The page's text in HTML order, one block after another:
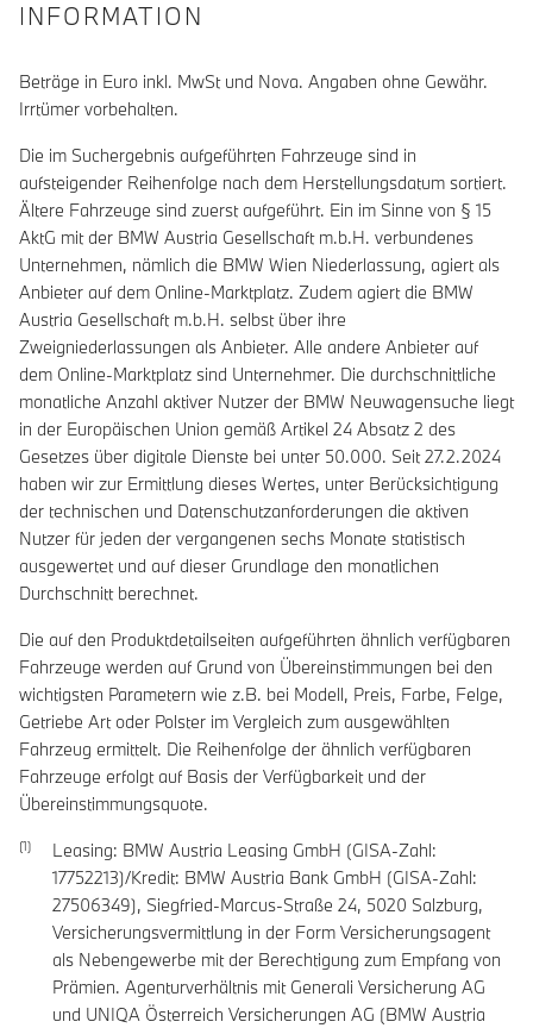
INFORMATION
Beträge in Euro inkl. MwSt und Nova. Angaben ohne Gewähr.
Irrtümer vorbehalten.
Die im Suchergebnis aufgeführten Fahrzeuge sind in
aufsteigender Reihenfolge nach dem Herstellungsdatum sortiert.
Ältere Fahrzeuge sind zuerst aufgeführt. Ein im Sinne von § 15
AktG mit der BMW Austria Gesellschaft m.b.H. verbundenes
Unternehmen, nämlich die BMW Wien Niederlassung, agiert als
Anbieter auf dem Online-Marktplatz. Zudem agiert die BMW
Austria Gesellschaft m.b.H. selbst über ihre
Zweigniederlassungen als Anbieter. Alle andere Anbieter auf
dem Online-Marktplatz sind Unternehmer. Die durchschnittliche
monatliche Anzahl aktiver Nutzer der BMW Neuwagensuche liegt
in der Europäischen Union gemäß Artikel 24 Absatz 2 des
Gesetzes über digitale Dienste bei unter 50.000. Seit 27.2.2024
haben wir zur Ermittlung dieses Wertes, unter Berücksichtigung
der technischen und Datenschutzanforderungen die aktiven
Nutzer für jeden der vergangenen sechs Monate statistisch
ausgewertet und auf dieser Grundlage den monatlichen
Durchschnitt berechnet.
Die auf den Produktdetailseiten aufgeführten ähnlich verfügbaren
Fahrzeuge werden auf Grund von Übereinstimmungen bei den
wichtigsten Parametern wie z.B. bei Modell, Preis, Farbe, Felge,
Getriebe Art oder Polster im Vergleich zum ausgewählten
Fahrzeug ermittelt. Die Reihenfolge der ähnlich verfügbaren
Fahrzeuge erfolgt auf Basis der Verfügbarkeit und der
Übereinstimmungsquote.
Leasing: BMW Austria Leasing GmbH (GISA-Zahl:
17752213)/Kredit: BMW Austria Bank GmbH (GISA-Zahl:
27506349), Siegfried-Marcus-Straße 24, 5020 Salzburg,
Versicherungsvermittlung in der Form Versicherungsagent
als Nebengewerbe mit der Berechtigung zum Empfang von
Prämien. Agenturverhältnis mit Generali Versicherung AG
und UNIQA Österreich Versicherungen AG (BMW Austria